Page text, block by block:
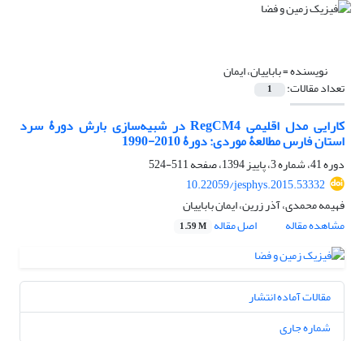
نویسنده =باباییان، ایمان
تعداد مقالات: 1
کارایی مدل اقلیمی RegCM4 در شبیه‌سازی بارش دورۀ سرد
استان فارس مطالعۀ موردی: دورۀ 2010-1990
دوره 41، شماره 3، پاییز 1394، صفحه
511-524
10.22059/jesphys.2015.53332
فهیمه محمدی، آذر زرین، ایمان باباییان
مشاهده مقاله
اصل مقاله 1.59 M
مقالات آماده انتشار
شماره جاری